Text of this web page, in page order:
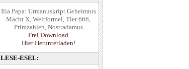
Ilia Papa: Urmanuskript Geheimnis
Macht X, Weltformel, Tier 666,
Primzahlen, Nostradamus
Frei Download
Hier Herunterladen!
LESE-ESEL: